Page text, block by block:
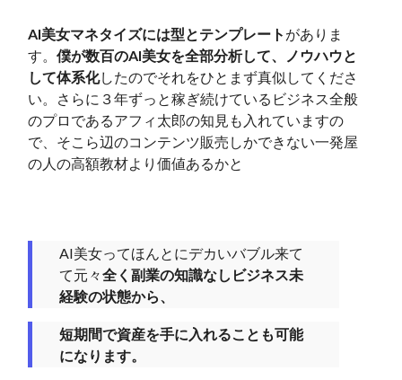
AI美女マネタイズには型とテンプレート がありま
す。 僕が数百のAI美女を全部分析して、ノウハウと
して体系化したのでそれをひとまず真似してくださ
い。さらに３年ずっと稼ぎ続けているビジネス全般
のプロであるアフィ太郎の知見も入れていますの
で、そこら辺のコンテンツ販売しかできない一発屋
の人の高額教材より価値あるかと
AI美女ってほんとにデカいバブル来て
て元々全く副業の知識なしビジネス未
経験の状態から、
短期間で資産を手に入れることも可能
になります。